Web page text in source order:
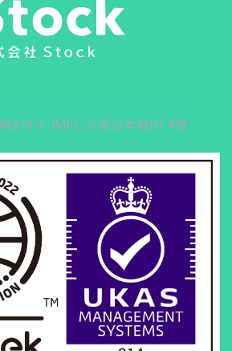
2-8-3 JMFビル東日本橋01 4階